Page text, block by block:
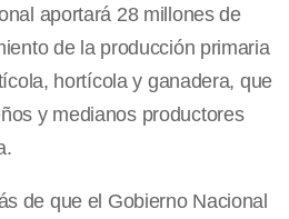
aportará 28 millones de
de la producción primaria
hortícola y ganadera, que
y medianos productores
de que el Gobierno Nacional